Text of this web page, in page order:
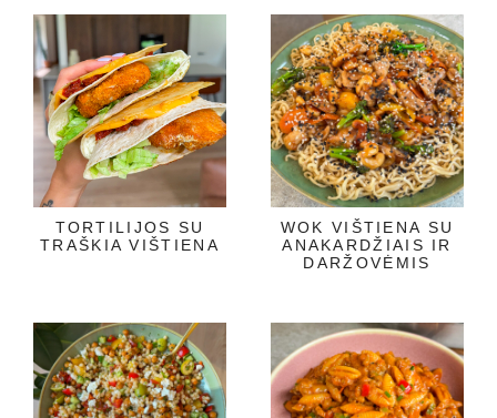
TORTILIJOS SU
TRAŠKIA VIŠTIENA
WOK VIŠTIENA SU
ANAKARDŽIAIS IR
DARŽOVĖMIS